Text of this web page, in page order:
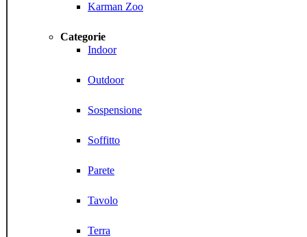
Karman Zoo
Categorie
Indoor
Outdoor
Sospensione
Soffitto
Parete
Tavolo
Terra